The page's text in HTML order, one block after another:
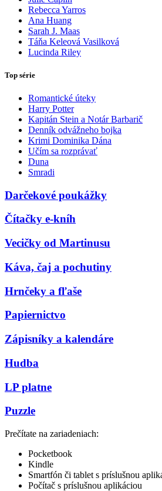
Rebecca Yarros
Ana Huang
Sarah J. Maas
Táňa Keleová Vasilková
Lucinda Riley
Top série
Romantické úteky
Harry Potter
Kapitán Stein a Notár Barbarič
Denník odvážneho bojka
Krimi Dominika Dána
Učím sa rozprávať
Duna
Smradi
Darčekové poukážky
Čítačky e-kníh
Vecičky od Martinusu
Káva, čaj a pochutiny
Hrnčeky a fľaše
Papiernictvo
Zápisníky a kalendáre
Hudba
LP platne
Puzzle
Prečítate na zariadeniach:
Pocketbook
Kindle
Smartfón či tablet s príslušnou
Počítač s príslušnou aplikáciou